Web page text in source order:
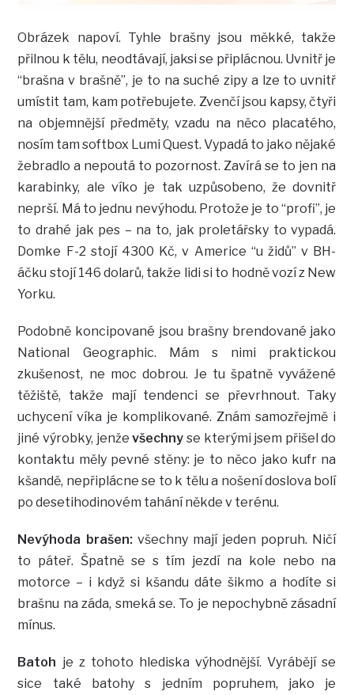
Obrázek napoví. Tyhle brašny jsou měkké, takže
přilnou k tělu, neodtávají, jaksi se připlácnou. Uvnitř je
“brašna v brašně”, je to na suché zipy a lze to uvnitř
umístit tam, kam potřebujete. Zvenčí jsou kapsy, čtyři
na objemnější předměty, vzadu na něco placatého,
nosím tam softbox Lumi Quest. Vypadá to jako nějaké
žebradlo a nepoutá to pozornost. Zavírá se to jen na
karabinky, ale víko je tak uzpůsobeno, že dovnitř
neprší. Má to jednu nevýhodu. Protože je to “profi”, je
to drahé jak pes – na to, jak proletářsky to vypadá.
Domke F-2 stojí 4300 Kč, v Americe “u židů” v BH-
áčku stojí 146 dolarů, takže lidi si to hodně vozí z New
Yorku.
Podobně koncipované jsou brašny brendované jako
National Geographic. Mám s nimi praktickou
zkušenost, ne moc dobrou. Je tu špatně vyvážené
těžiště, takže mají tendenci se převrhnout. Taky
uchycení víka je komplikované. Znám samozřejmě i
jiné výrobky, jenževšechny se kterými jsem přišel do
kontaktu měly pevné stěny: je to něco jako kufr na
kšandě, nepřiplácne se to k tělu a nošení doslova bolí
po desetihodinovém tahání někde v terénu.
Nevýhoda brašen: všechny mají jeden popruh. Ničí
to páteř. Špatně se s tím jezdí na kole nebo na
motorce – i když si kšandu dáte šikmo a hodíte si
brašnu na záda, smeká se. To je nepochybně zásadní
mínus.
Batoh je z tohoto hlediska výhodnější. Vyrábějí se
sice také batohy s jedním popruhem, jako je